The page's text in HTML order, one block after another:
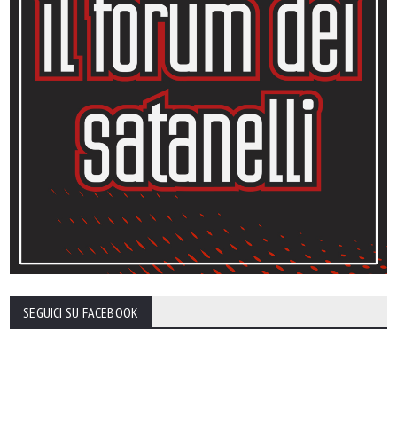
SEGUICI SU FACEBOOK